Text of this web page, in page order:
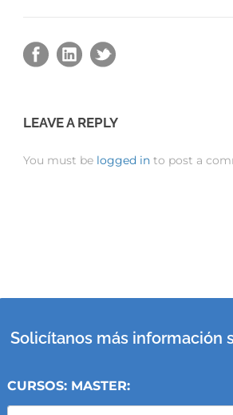
LEAVE A REPLY
You must be logged in to post a
Solicítanos más información
CURSOS: MASTER: